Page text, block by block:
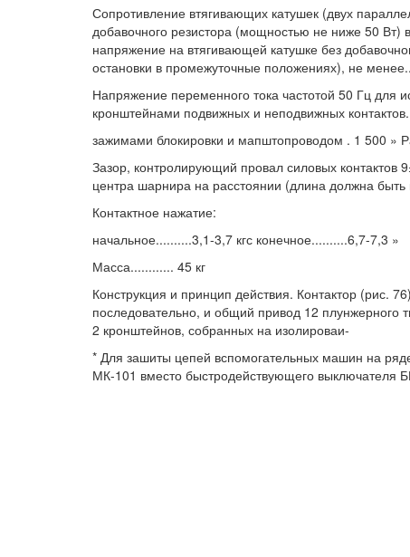
Сопротивление втягивающих катушек (двух
добавочного резистора (мощностью не ниже 50
напряжение на втягивающей катушке без
остановки в промежуточные положениях), не
Напряжение переменного тока частотой 50 Гц для
кронштейнами подвижных и неподвижных
зажимами блокировки и мапштопроводом . 1 500 »
Зазор, контролирующий провал силовых контактов
центра шарнира на расстоянии (длина должна
Контактное нажатие:
начальное..........3,1-3,7 кгс конечное..........6,7-7,3 »
Масса............ 45 кг
Конструкция и принцип действия. Контактор (рис.
последовательно, и общий привод 12 плунжерного
2 кронштейнов, собранных на изолироваи-
* Для зашиты цепей вспомогательных машин на
МК-101 вместо быстродействующего выключателя